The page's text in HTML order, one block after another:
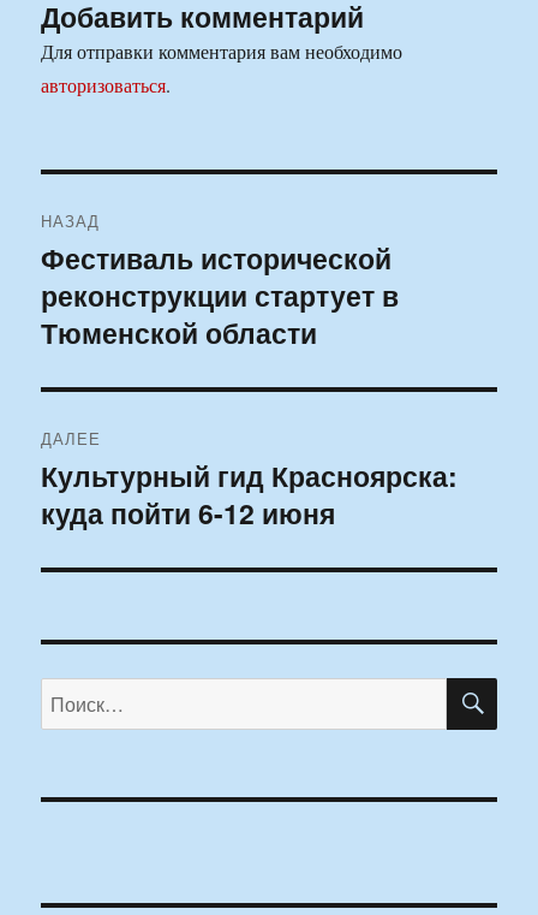
Добавить комментарий
Для отправки комментария вам необходимо
авторизоваться.
по
записям
НАЗАД
Предыдущая
запись:
Фестиваль исторической
реконструкции стартует в
Тюменской области
ДАЛЕЕ
Следующая
запись:
Культурный гид Красноярска:
куда пойти 6-12 июня
Искать: